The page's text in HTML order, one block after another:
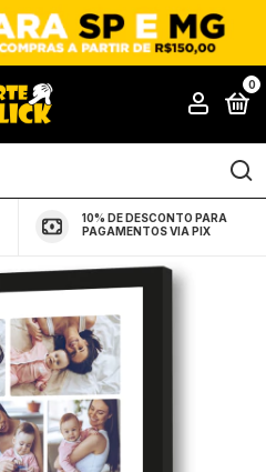
0
10% DE DESCONTO PARA
PAGAMENTOS VIA PIX